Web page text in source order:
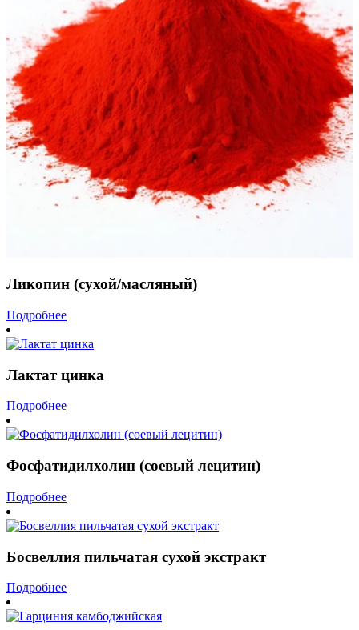
Ликопин (сухой/масляный)
Подробнее
Лактат цинка
Подробнее
Фосфатидилхолин (соевый лецитин)
Подробнее
Босвеллия пильчатая сухой экстракт
Подробнее